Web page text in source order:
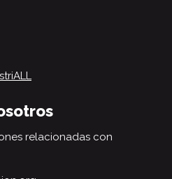
relacionadas con